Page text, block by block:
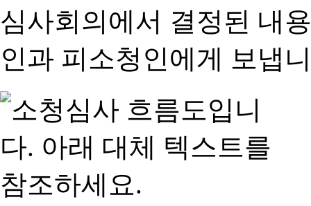
심사회의에서 결정된 내
인과 피소청인에게 보냅